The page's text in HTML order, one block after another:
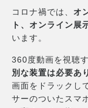
コロナ禍では、 オ
ト、オンライン展
います。
360度動画を視聴す
別な装置は必要あ
画面をドラックし
サーのついたスマ